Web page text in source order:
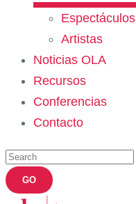
Espectáculos
Artistas
Noticias OLA
Recursos
Conferencias
Contacto